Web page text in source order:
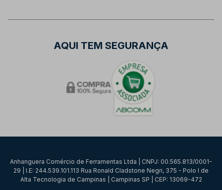
AQUI TEM SEGURANÇA
Anhanguera Comércio de Ferramentas Ltda | CNPJ: 00.565.813/0001-
29 | I.E: 244.539.101.113 Rua Ronald Cladstone Negri, 375 - Polo I de
Alta Tecnologia de Campinas | Campinas SP | CEP: 13069-472